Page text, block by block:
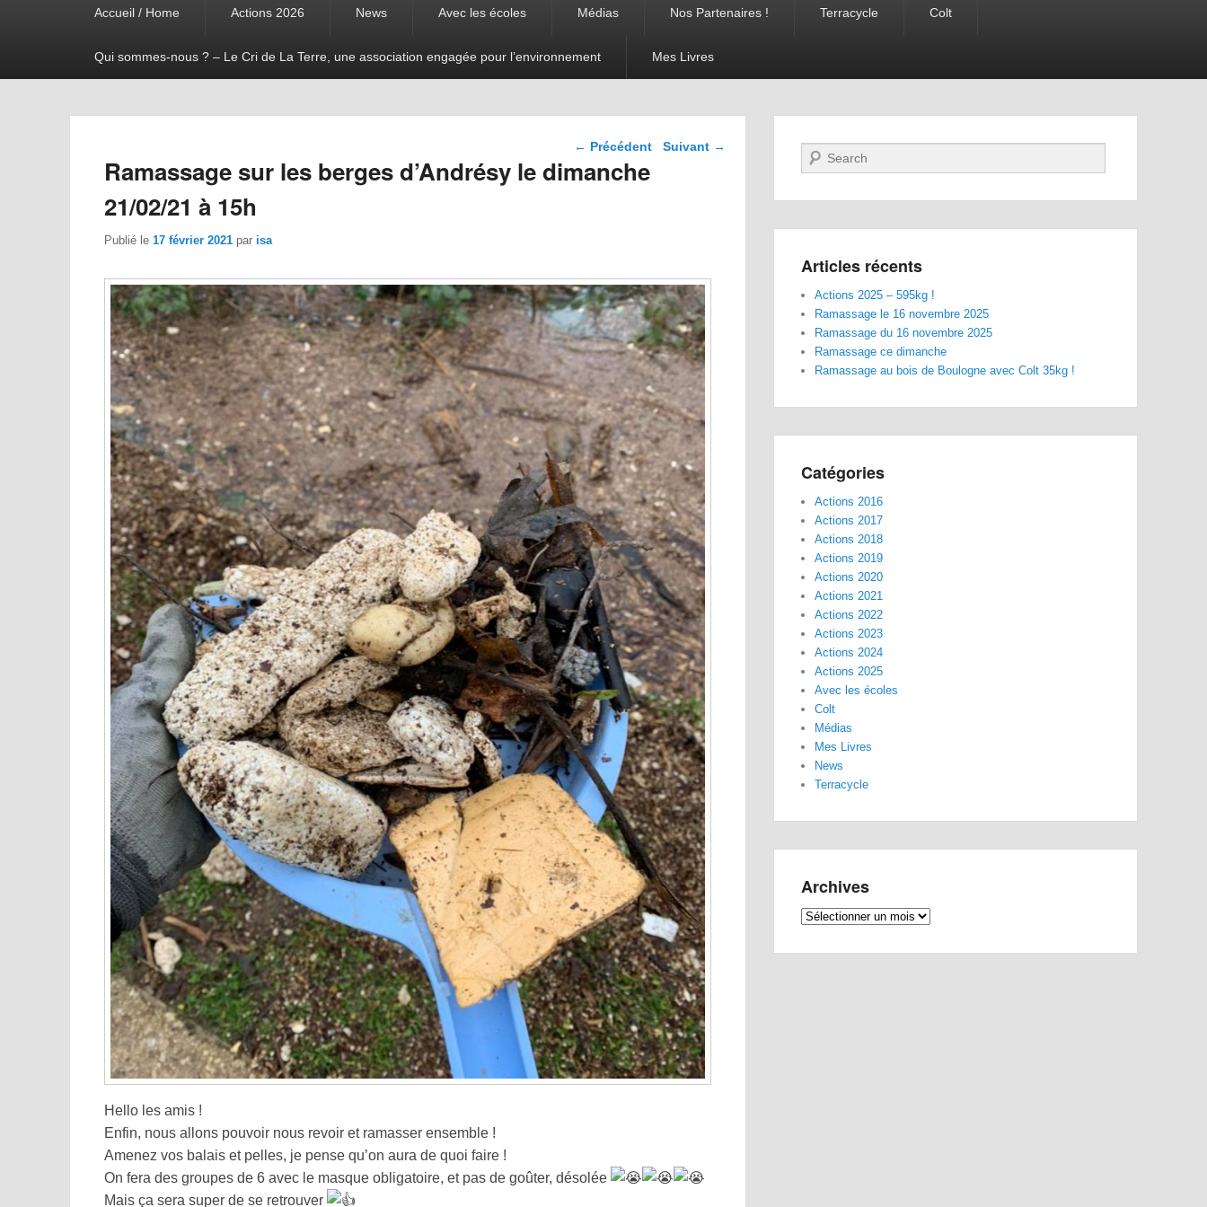
Accueil / Home Actions 2026 News Avec les écoles Médias Nos Partenaires ! Terracycle Colt
Qui sommes-nous ? – Le Cri de La Terre, une association engagée pour l’environnement Mes Livres
Navigation dans les
← Précédent Suivant →
Ramassage sur les berges d’Andrésy le dimanche
21/02/21 à 15h
Publié le 17 février 2021 par isa
Hello les amis !
Enfin, nous allons pouvoir nous revoir et ramasser ensemble !
Amenez vos balais et pelles, je pense qu’on aura de quoi faire !
On fera des groupes de 6 avec le masque obligatoire, et pas de goûter, désolée
Mais ça sera super de se retrouver
Recherche
Articles récents
Actions 2025 – 595kg !
Ramassage le 16 novembre 2025
Ramassage du 16 novembre 2025
Ramassage ce dimanche
Ramassage au bois de Boulogne avec Colt 35kg !
Catégories
Actions 2016
Actions 2017
Actions 2018
Actions 2019
Actions 2020
Actions 2021
Actions 2022
Actions 2023
Actions 2024
Actions 2025
Avec les écoles
Colt
Médias
Mes Livres
News
Terracycle
Archives
Archives